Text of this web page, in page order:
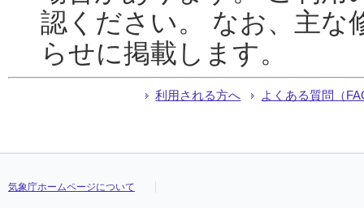
認ください。 なお、主な
らせに掲載します。
利用される方へ よくある質問（
気象庁ホームページについて